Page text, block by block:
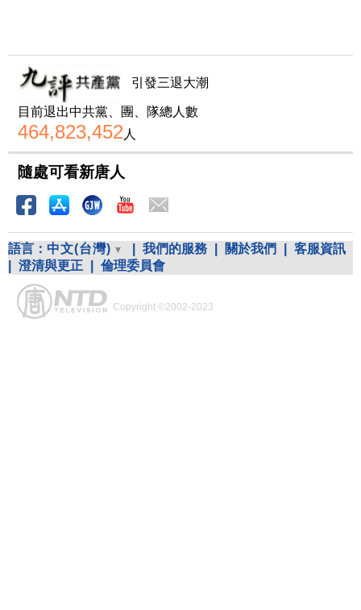
引發三退大潮
目前退出中共黨、團、隊總人數
464,823,452 人
隨處可看新唐人
語言： 中文(台灣) 我們的服務 關於我們
客服資訊
澄清與更正 倫理委員會
Copyright ©2002-2023